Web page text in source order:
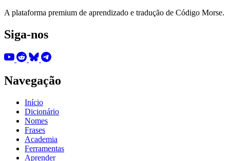
A plataforma premium de aprendizado e tradução de Código Morse.
Siga-nos
Navegação
Início
Dicionário
Nomes
Frases
Academia
Ferramentas
Aprender